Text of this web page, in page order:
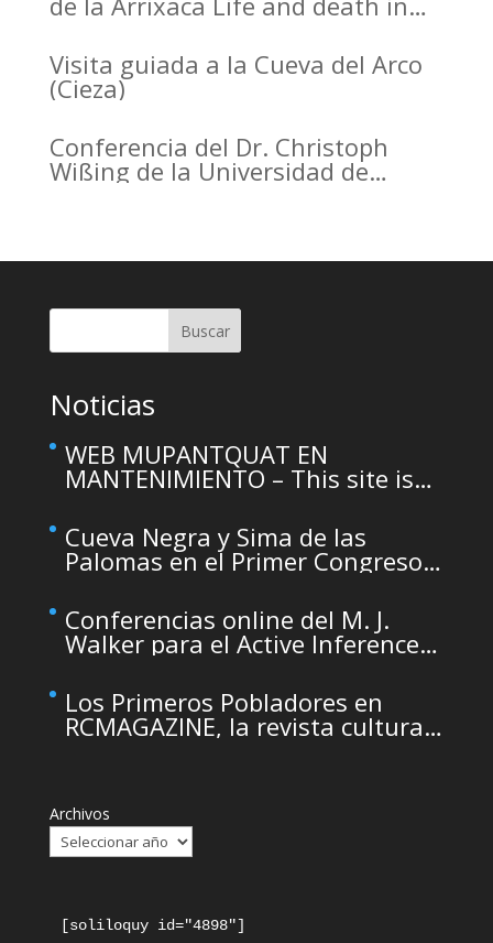
Visita guiada a la Cueva del Arco
(Cieza)
Conferencia del Dr. Christoph
Wißing de la Universidad de
versus early modern humans:
pattern Buscar
Noticias
WEB MUPANTQUAT EN
MANTENIMIENTO – This site is
maintenance
Cueva Negra y Sima de las
Palomas en el Primer Congreso
Murcia organizado por el CDL
Conferencias online del M. J.
Walker para el Active Inference
Los Primeros Pobladores en
RCMAGAZINE, la revista cultural
Archivos
[soliloquy id="4898"]